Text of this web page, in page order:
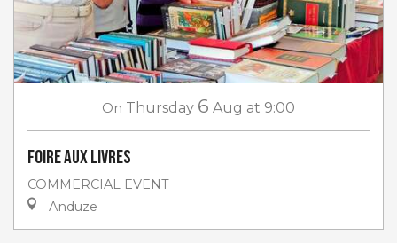
On Thursday 6 Aug at 9:00
Foire aux livres
COMMERCIAL EVENT
Anduze